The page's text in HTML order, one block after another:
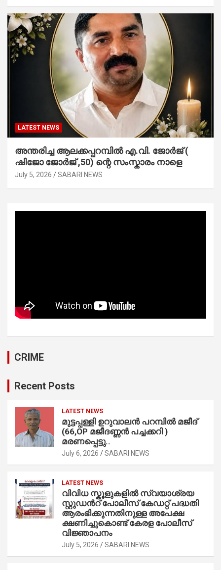
LATEST NEWS
അന്തരിച്ച ആ​ല​ക്ക​പ്പ​റമ്പിൽ​ എ.​വി. ജോ​ർ​ജ് (
ഷിജോ ജോർജ് ,50) ന്റെ സംസ്കാരം നാളെ
July 5, 2026 SABARI NEWS
CRIME
Recent Posts
LATEST NEWS
മുട്ടപ്പള്ളി ഉറുവാലൻ പറമ്പിൽ മജീദ്
(66,OP മജീദണ്ണൻ പച്ചക്കറി )
മരണപ്പെട്ടു..
July 6, 2026 SABARI NEWS
LATEST NEWS
വിവിധ സ്കൂളുകളില്‍ സ്വയാശ്രയ
സ്റ്റുഡന്‍റ് പോലീസ് കേഡറ്റ് പദ്ധതി
ആരംഭിക്കുന്നതിനുള്ള അപേക്ഷ
ക്ഷണിച്ചുകൊണ്ട് കേരള പോലീസ്
വിജ്ഞാപനം
July 5, 2026 SABARI NEWS